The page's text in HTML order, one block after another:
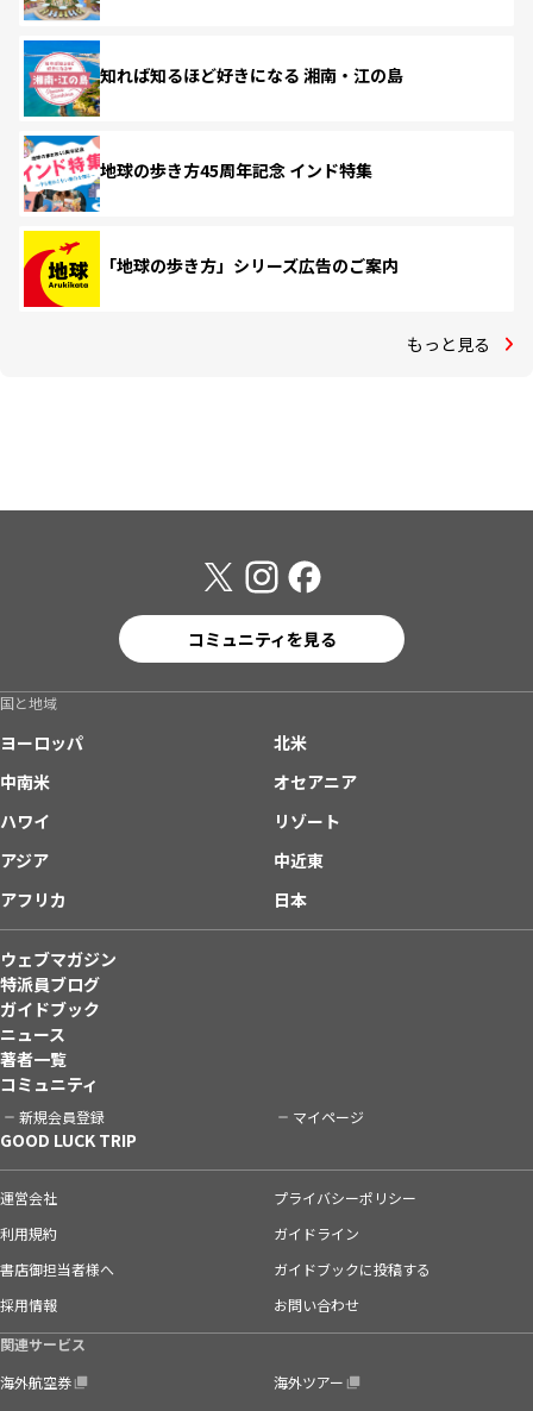
知れば知るほど好きになる 湘南・江の島
地球の歩き方45周年記念 インド特集
「地球の歩き方」シリーズ広告のご案内
もっと見る
コミュニティを見る
国と地域
ヨーロッパ
北米
中南米
オセアニア
ハワイ
リゾート
アジア
中近東
アフリカ
日本
ウェブマガジン
特派員ブログ
ガイドブック
ニュース
著者一覧
コミュニティ
新規会員登録 マイページ
GOOD LUCK TRIP
運営会社
プライバシーポリシー
利用規約
ガイドライン
書店御担当者様へ
ガイドブックに投稿する
採用情報
お問い合わせ
関連サービス
海外航空券
海外ツアー